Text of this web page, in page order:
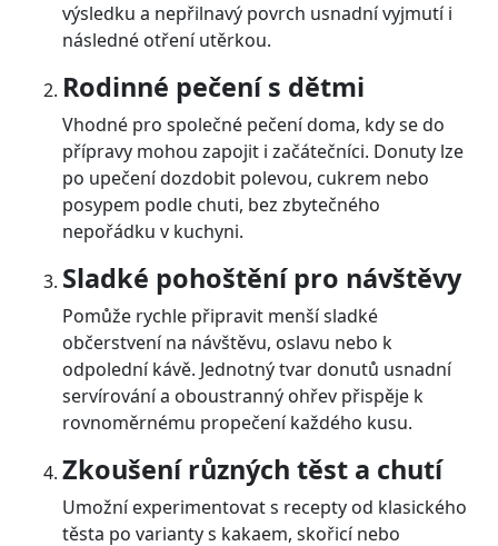
výsledku a nepřilnavý povrch usnadní vyjmutí i
následné otření utěrkou.
Rodinné pečení s dětmi
Vhodné pro společné pečení doma, kdy se do
přípravy mohou zapojit i začátečníci. Donuty lze
po upečení dozdobit polevou, cukrem nebo
posypem podle chuti, bez zbytečného
nepořádku v kuchyni.
Sladké pohoštění pro návštěvy
Pomůže rychle připravit menší sladké
občerstvení na návštěvu, oslavu nebo k
odpolední kávě. Jednotný tvar donutů usnadní
servírování a oboustranný ohřev přispěje k
rovnoměrnému propečení každého kusu.
Zkoušení různých těst a chutí
Umožní experimentovat s recepty od klasického
těsta po varianty s kakaem, skořicí nebo